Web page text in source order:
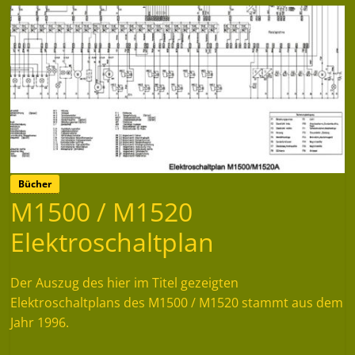
Bücher
M1500 / M1520
Elektroschaltplan
Der Auszug des hier im Titel gezeigten
Elektroschaltplans des M1500 / M1520 stammt aus dem
Jahr 1996.